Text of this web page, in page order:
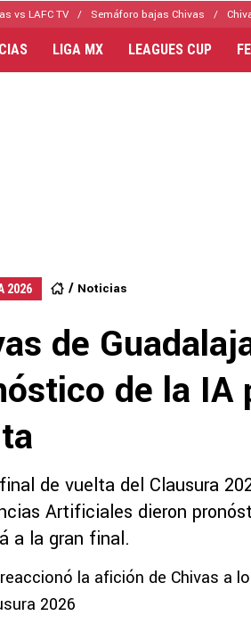
vs LAFC TV Semáforo bajas Chivas
LIGA MX LEAGUES CUP
2026 Noticias
de
de la IA
de vuelta del Clausura
Artificiales dieron
a la gran final.
la afición de Chivas a
2026